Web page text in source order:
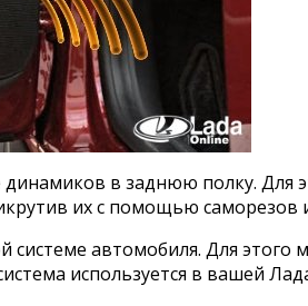
в заднюю полку. Для
их с помощью саморезов
системе автомобиля. Для
используется в вашей